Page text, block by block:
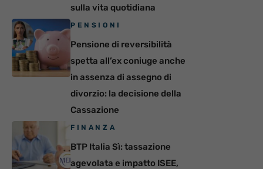
sulla vita quotidiana
PENSIONI
Pensione di reversibilità
spetta all’ex coniuge anche
in assenza di assegno di
divorzio: la decisione della
Cassazione
FINANZA
BTP Italia Sì: tassazione
agevolata e impatto ISEE,